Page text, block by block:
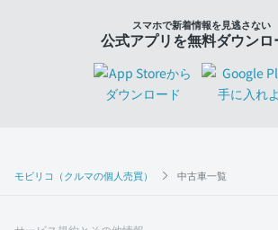
モビリコ（クルマの個人売買） 中古車一覧
スマホで新着情報を見逃さない
公式アプリを無料ダウンロ